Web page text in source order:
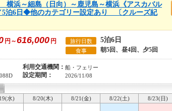
横浜～細島（日向）～鹿児島～横浜《アスカバル
5泊6日◆他のカテゴリー設定あり 〔クルーズ紀
円～616,000 円 旅行日数 5泊6日
食事 朝5回、昼4回、夕5回
利用交通機関： 船・フェリー
設定期間： 2026/11/08
水) 8/20(木) 8/21(金) 8/22(土) 8/23(日)